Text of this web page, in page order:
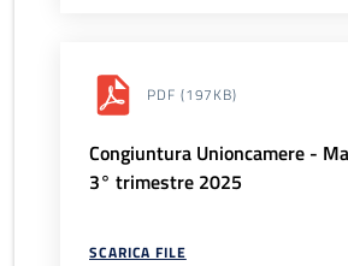
PDF (197KB)
Congiuntura Unioncamere -
3° trimestre 2025
SCARICA FILE